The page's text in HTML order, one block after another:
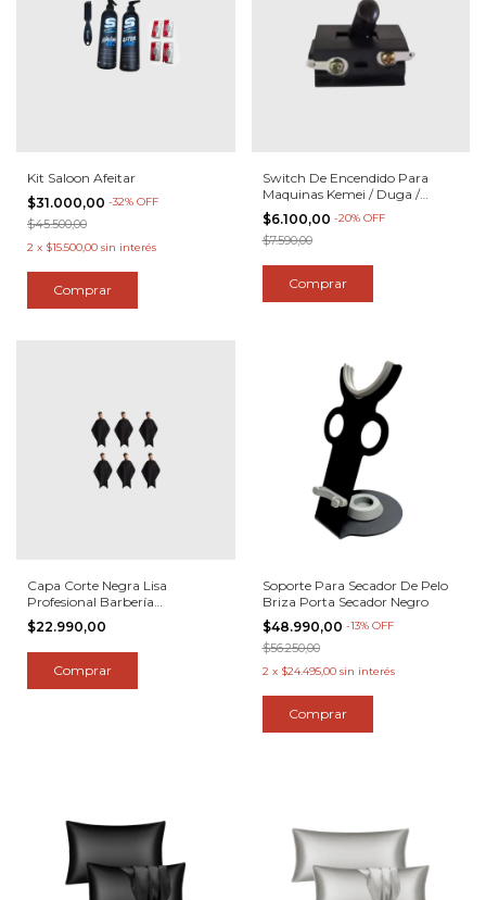
Kit Saloon Afeitar
$31.000,00 -32% OFF
$45.500,00
2 x $15.500,00 sin interés
Switch De Encendido Para
Maquinas Kemei / Duga /
Vanta / Etc
$6.100,00 -20% OFF
$7.590,00
Capa Corte Negra Lisa
Profesional Barbería
Peluquería X 6 U
$22.990,00
Soporte Para Secador De Pelo
Briza Porta Secador Negro
$48.990,00 -13% OFF
$56.250,00
2 x $24.495,00 sin interés